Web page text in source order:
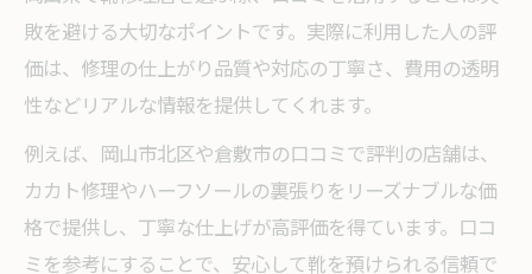
敗を避ける大切なポイントです。実際に利用した人の評
価は、修理の仕上がり品質や対応の丁寧さ、費用の透明
性などリアルな情報を提供してくれます。
例えば、岡山市北区や倉敷市の口コミで評判の店舗は、
カカト修理やハーフソールの裏張りをリーズナブルな価
格で提供し、丁寧な仕上げが高評価を得ています。口コ
ミを参考にすることで、安心して靴を預けられる信頼で